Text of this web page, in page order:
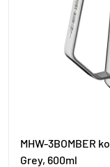
MHW-3BOMBER
Grey, 600ml